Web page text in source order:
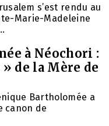
s’est rendu au
Marie-Madeleine
à Néochori :
de la Mère de
Bartholomée a
canon de